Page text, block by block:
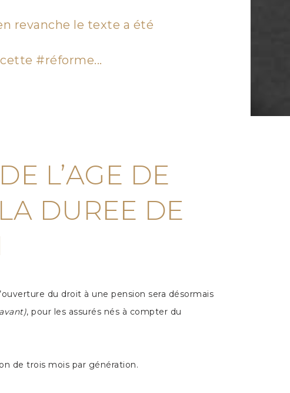
revanche le texte a été
#réforme...
L’AGE DE
DUREE DE
du droit à une pension sera désormais
, pour les assurés nés à compter du
de trois mois par génération.